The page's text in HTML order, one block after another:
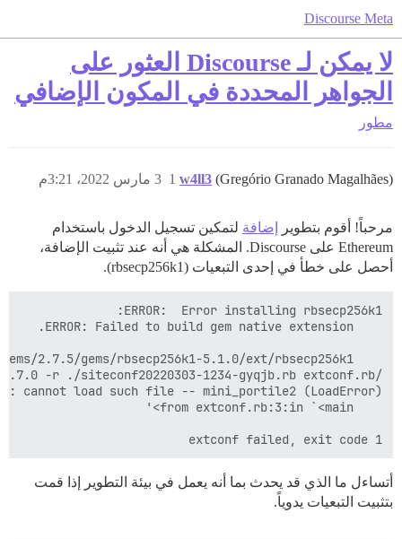
Discourse Meta
لا يمكن لـ Discourse العثور على
الجواهر المحددة في المكون الإضافي
مطور
w4ll3 (Gregório Granado Magalhães) 3 مارس 2022، 3:21م 1
مرحباً! أقوم بتطوير إضافة لتمكين تسجيل الدخول باستخدام
Ethereum على Discourse. المشكلة هي أنه عند تثبيت الإضافة،
أحصل على خطأ في إحدى التبعيات (rbsecp256k1).
extconf failed, exit code 1
أتساءل ما الذي قد يحدث بما أنه يعمل في بيئة التطوير إذا قمت
بتثبيت التبعيات يدوياً.